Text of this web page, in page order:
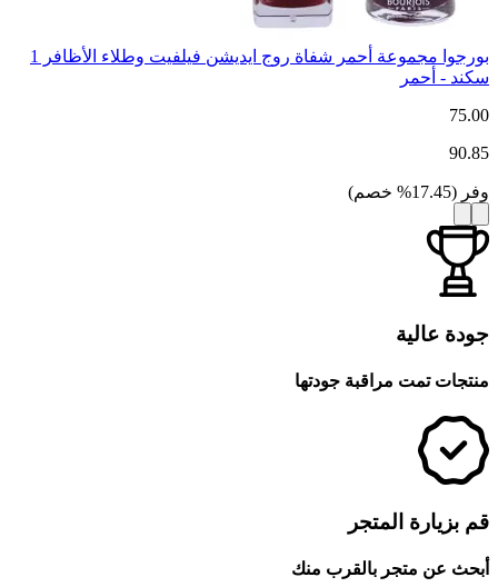
بورجوا مجموعة أحمر شفاة روج ايديشن فيلفيت وطلاء الأظافر 1
سكند - أحمر
75.00
90.85
وفر (
17.45
% خصم)
جودة عالية
منتجات تمت مراقبة جودتها
قم بزيارة المتجر
أبحث عن متجر بالقرب منك